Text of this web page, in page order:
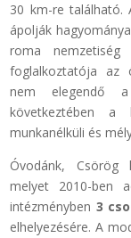
30 km-re található.
ápolják
roma
foglalkoztatója az
nem elegendő
következtében a
munkanélküli és
Óvodánk, Csörög
melyet 2010-ben
intézményben 3
elhelyezésére. A